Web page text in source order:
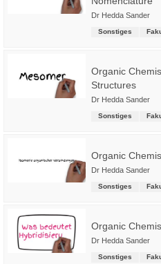
Dr Hedda Sander
Sonstiges
Organic
Structures
Dr Hedda Sander
Sonstiges
Organic
Dr Hedda Sander
Sonstiges
Organic
Dr Hedda Sander
Sonstiges